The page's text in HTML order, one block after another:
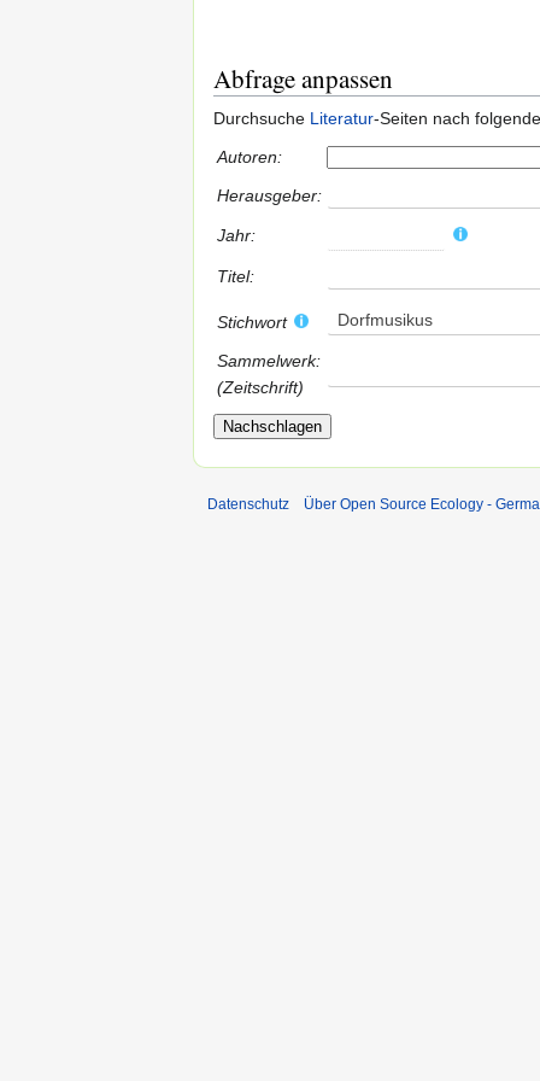
Abfrage anpassen
Durchsuche Literatur-Seiten nach
Autoren:
Herausgeber:
Jahr:
Titel:
Stichwort Dorfmusikus
Sammelwerk:
(Zeitschrift)
Datenschutz Über Open Source Ecology -